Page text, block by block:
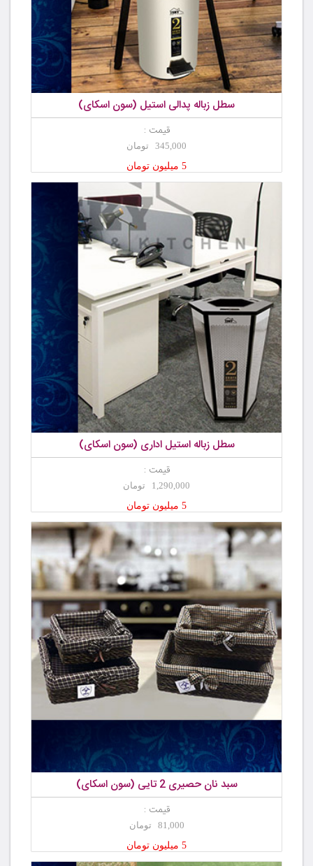
سطل زباله پدالی استیل (سون اسکای)
قیمت :
345,000 تومان
5 میلیون تومان
سطل زباله استیل اداری (سون اسکای)
قیمت :
1,290,000 تومان
5 میلیون تومان
سبد نان حصیری 2 تایی (سون اسکای)
قیمت :
81,000 تومان
5 میلیون تومان